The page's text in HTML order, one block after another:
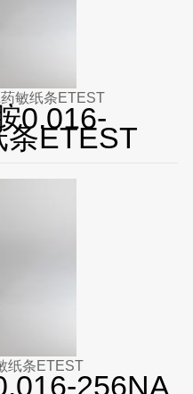
敏纸条ETEST
0.016-
ETEST
纸条ETEST
256NA